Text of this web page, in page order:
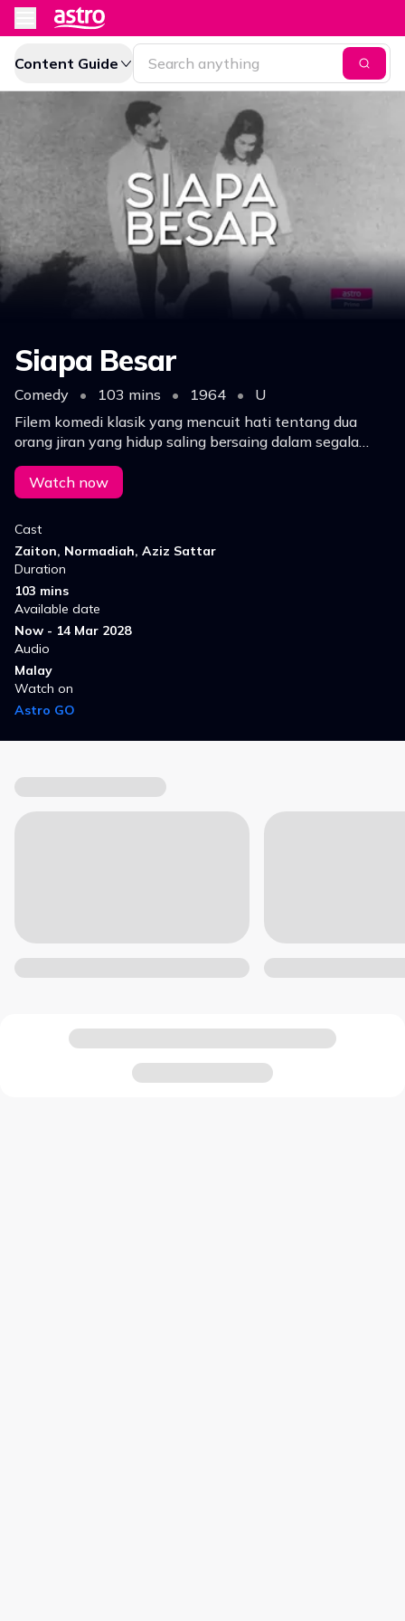
Content Guide
Siapa Besar
Comedy • 103 mins • 1964 •
U
Filem komedi klasik yang mencuit hati tentang dua
orang jiran yang hidup saling bersaing dalam segala
segi. Siapa yang menang...?
Watch now
Cast
Zaiton, Normadiah, Aziz Sattar
Duration
103 mins
Available date
Now - 14 Mar 2028
Audio
Malay
Watch on
Astro GO